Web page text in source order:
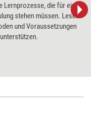
Lernprozesse, die für eine
stehen müssen. Lesen
und Voraussetzungen